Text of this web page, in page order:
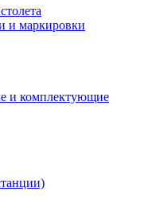
и маркировки
и комплектующие